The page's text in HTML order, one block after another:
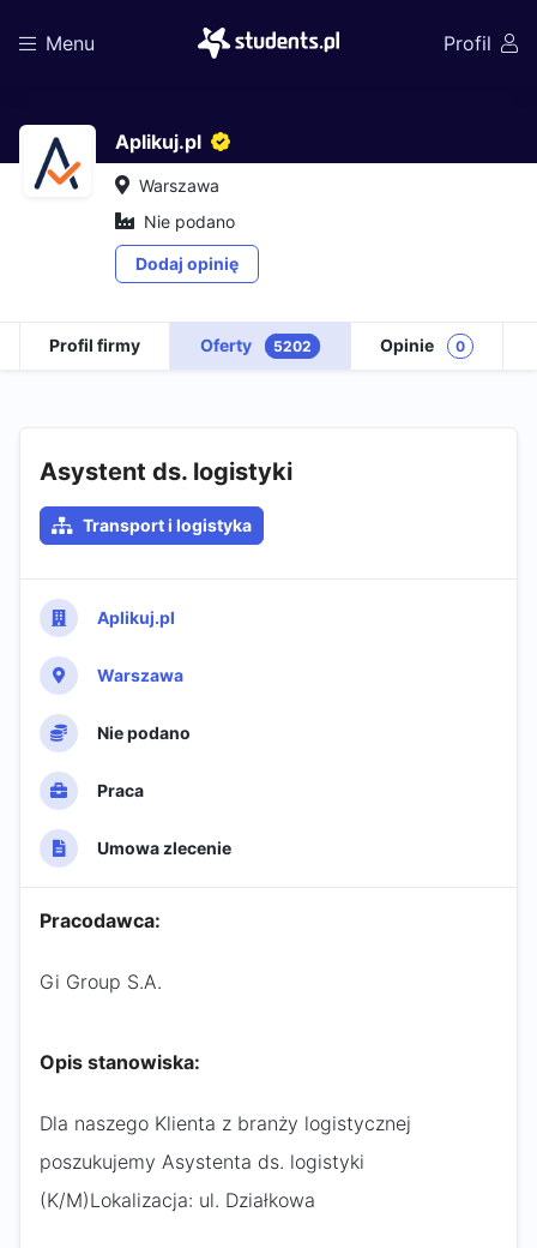
Menu Profil
Aplikuj.pl
Warszawa
Nie podano
Dodaj opinię
Profil firmy Oferty 5202 Opinie 0
Asystent ds. logistyki
Transport i logistyka
Aplikuj.pl
Warszawa
Nie podano
Praca
Umowa zlecenie
Pracodawca:
Gi Group S.A.
Opis stanowiska:
Dla naszego Klienta z branży logistycznej
poszukujemy Asystenta ds. logistyki
(K/M)Lokalizacja: ul. Działkowa